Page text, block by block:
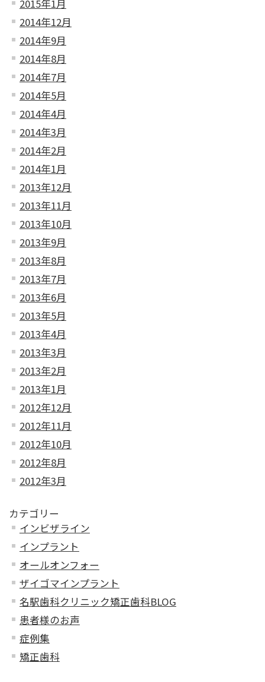
2015年1月
2014年12月
2014年9月
2014年8月
2014年7月
2014年5月
2014年4月
2014年3月
2014年2月
2014年1月
2013年12月
2013年11月
2013年10月
2013年9月
2013年8月
2013年7月
2013年6月
2013年5月
2013年4月
2013年3月
2013年2月
2013年1月
2012年12月
2012年11月
2012年10月
2012年8月
2012年3月
カテゴリー
インビザライン
インプラント
オールオンフォー
ザイゴマインプラント
名駅歯科クリニック矯正歯科BLOG
患者様のお声
症例集
矯正歯科